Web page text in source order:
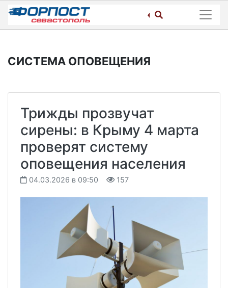
Skip
content
СИСТЕМА ОПОВЕЩЕНИЯ
Трижды прозвучат
сирены: в Крыму 4 марта
проверят систему
оповещения населения
04.03.2026 в 09:50 157